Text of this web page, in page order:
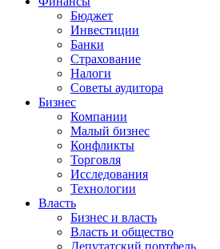
Бюджет
Инвестиции
Банки
Страхование
Налоги
Советы аудитора
Бизнес
Компании
Малый бизнес
Конфликты
Торговля
Исследования
Технологии
Власть
Бизнес и власть
Власть и общество
Депутатский портфель